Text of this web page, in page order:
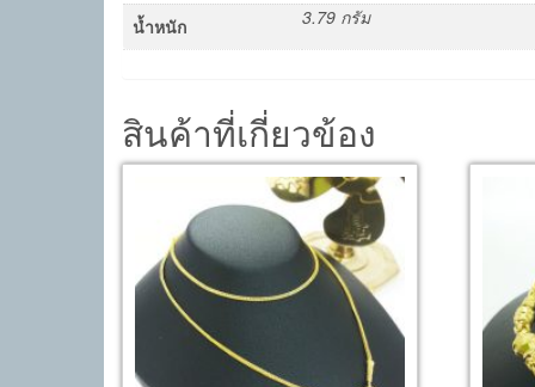
น้ำหนัก 3.79 กรัม
สินค้าที่เกี่ยวข้อง